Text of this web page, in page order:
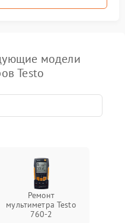
модели
Testo
Ремонт
мультиметра Testo
760-2